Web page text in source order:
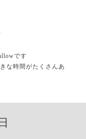
です
な時間がたくさんあ